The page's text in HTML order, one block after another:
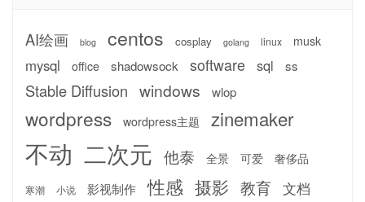
AI绘画 blog centos cosplay golang linux musk
mysql office shadowsock software sql ss
Stable Diffusion windows wlop
wordpress wordpress主题 zinemaker
不动 二次元 他泰 全景 可爱 奢侈品
寒潮 小说 影视制作 性感 摄影 教育 文档